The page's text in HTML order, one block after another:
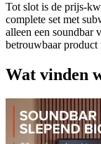
Tot slot is de prijs-
complete set met
alleen een soundbar
betrouwbaar
Wat vinden